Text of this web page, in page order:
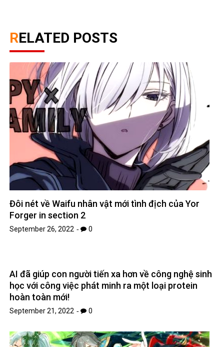
RELATED POSTS
Đôi nét về Waifu nhân vật mới tình địch của Yor
Forger in section 2
September 26, 2022 0
AI đã giúp con người tiến xa hơn về công nghệ sinh
học với công việc phát minh ra một loại protein
hoàn toàn mới!
September 21, 2022 0